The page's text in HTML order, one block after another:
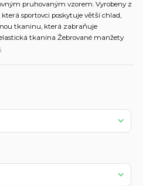
pruhovaným vzorem. Vyrobeny z
sportovci poskytuje větší chlad,
tkaninu, která zabraňuje
tkanina Žebrované manžety